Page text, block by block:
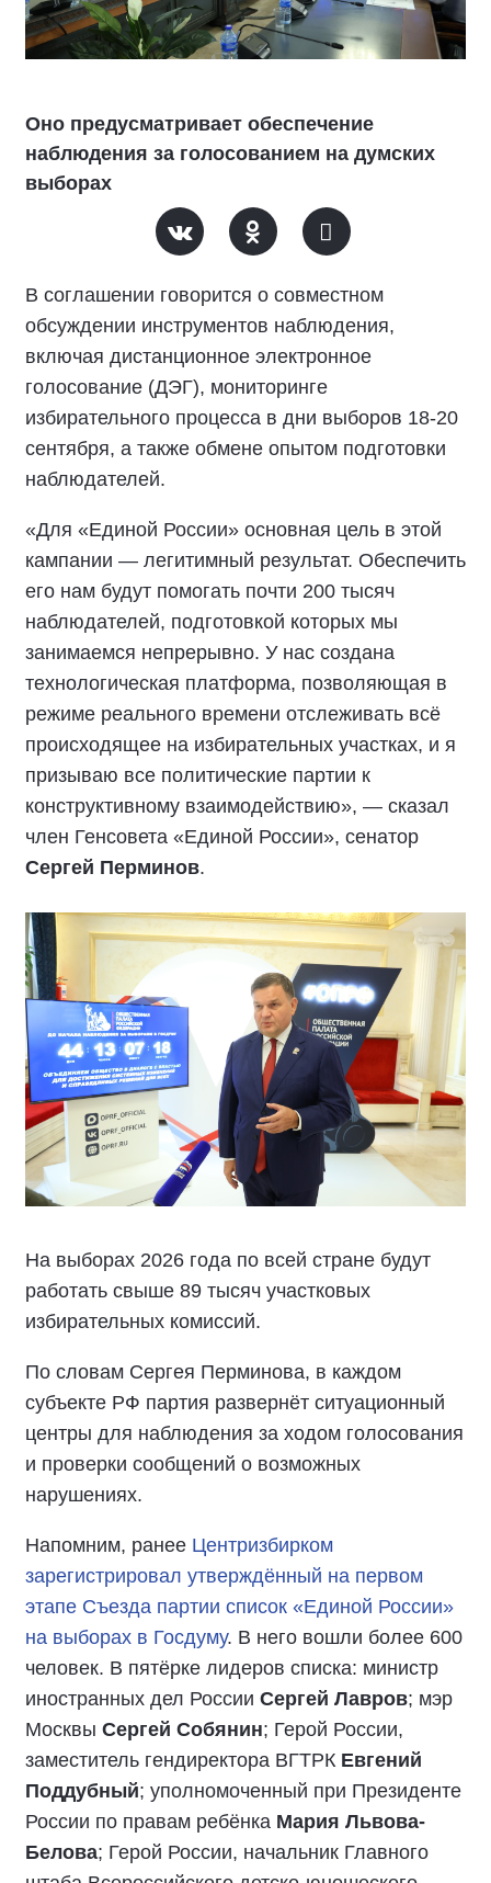
Оно предусматривает обеспечение
наблюдения за голосованием на думских
выборах
В соглашении говорится о совместном
обсуждении инструментов наблюдения,
включая дистанционное электронное
голосование (ДЭГ), мониторинге
избирательного процесса в дни выборов 18-20
сентября, а также обмене опытом подготовки
наблюдателей.
«Для «Единой России» основная цель в этой
кампании — легитимный результат. Обеспечить
его нам будут помогать почти 200 тысяч
наблюдателей, подготовкой которых мы
занимаемся непрерывно. У нас создана
технологическая платформа, позволяющая в
режиме реального времени отслеживать всё
происходящее на избирательных участках, и я
призываю все политические партии к
конструктивному взаимодействию», — сказал
член Генсовета «Единой России», сенатор
Сергей Перминов.
На выборах 2026 года по всей стране будут
работать свыше 89 тысяч участковых
избирательных комиссий.
По словам Сергея Перминова, в каждом
субъекте РФ партия развернёт ситуационный
центры для наблюдения за ходом голосования
и проверки сообщений о возможных
нарушениях.
Напомним, ранее Центризбирком
зарегистрировал утверждённый на первом
этапе Съезда партии список «Единой России»
на выборах в Госдуму. В него вошли более 600
человек. В пятёрке лидеров списка: министр
иностранных дел России Сергей Лавров; мэр
Москвы Сергей Собянин; Герой России,
заместитель гендиректора ВГТРК Евгений
Поддубный; уполномоченный при Президенте
России по правам ребёнка Мария Львова-
Белова; Герой России, начальник Главного